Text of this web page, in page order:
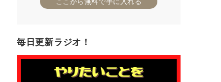
毎日更新ラジオ！